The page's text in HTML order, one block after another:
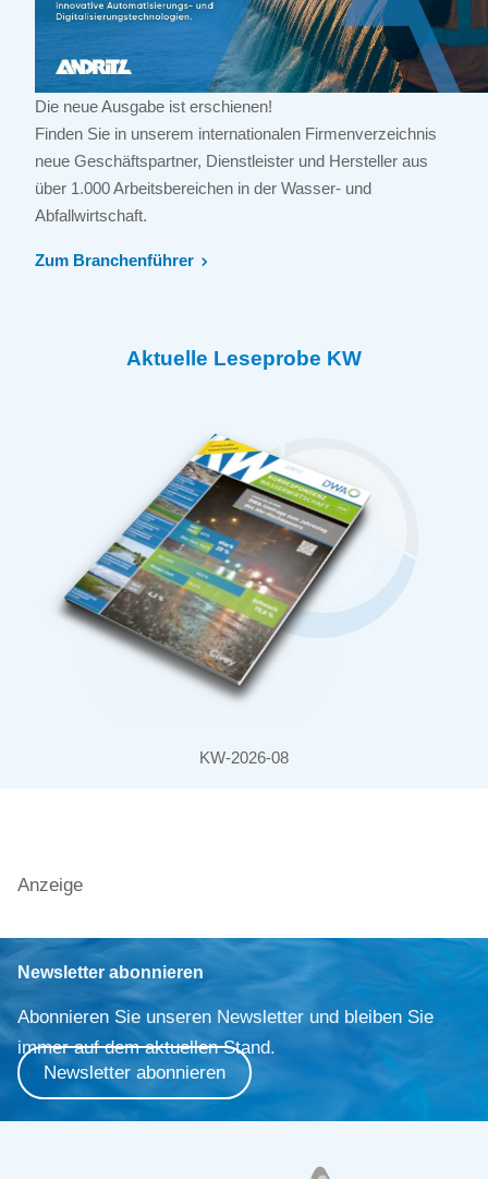
Die neue Ausgabe ist erschienen!
Finden Sie in unserem internationalen Firmenverzeichnis
neue Geschäftspartner, Dienstleister und Hersteller aus
über 1.000 Arbeitsbereichen in der Wasser- und
Abfallwirtschaft.
Zum Branchenführer
Aktuelle Leseprobe KW
KW-2026-08
Anzeige
Newsletter abonnieren
Abonnieren Sie unseren Newsletter und bleiben Sie
immer auf dem aktuellen Stand.
Newsletter abonnieren